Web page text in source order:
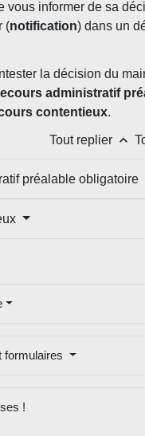
vous informer de sa
(notification) dans un
la décision du
administratif
contentieux.
Tout replier keyboard_arrow_up
préalable obligatoire
formulaires
!